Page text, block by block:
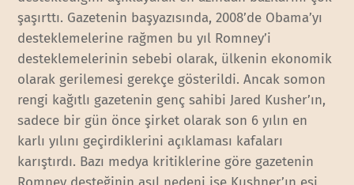
şaşırttı. Gazetenin başyazısında, 2008’de Obama’yı
desteklemelerine rağmen bu yıl Romney’i
desteklemelerinin sebebi olarak, ülkenin ekonomik
olarak gerilemesi gerekçe gösterildi. Ancak somon
rengi kağıtlı gazetenin genç sahibi Jared Kusher’ın,
sadece bir gün önce şirket olarak son 6 yılın en
karlı yılını geçirdiklerini açıklaması kafaları
karıştırdı. Bazı medya kritiklerine göre gazetenin